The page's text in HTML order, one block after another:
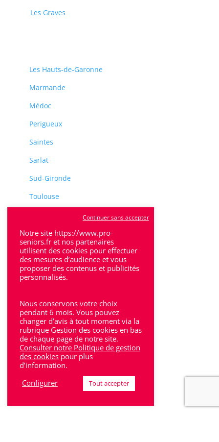
Les Graves
Les Hauts-de-Garonne
Marmande
Médoc
Perigueux
Saintes
Sarlat
Sud-Gironde
Toulouse
Villeneuve-Sur-Lot
Bron
Lyon
Lyon 6
Villeurbanne
Calluire
Notre site https://www.pro-
seniors.fr et nos partenaires
utilisent des cookies pour effectuer
des mesures d’audience et vous
proposer des contenus et publicités
personnalisés.
Nous conservons votre choix
pendant 6 mois. Vous pouvez
changer d’avis à tout moment via la
rubrique Gestion des cookies en bas
de chaque page de notre site.
Consulter notre Politique de gestion
des cookies pour plus
d’information.
Configurer
Continuer sans accepter
Tout accepter